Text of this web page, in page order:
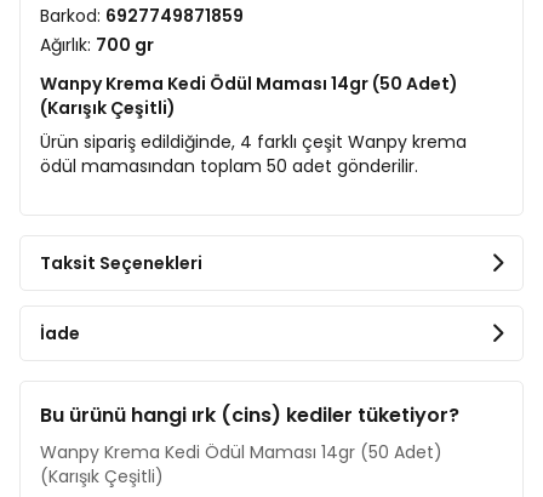
Barkod: 6927749871859
Ağırlık: 700 gr
Wanpy Krema Kedi Ödül Maması 14gr (50 Adet)
(Karışık Çeşitli)
Ürün sipariş edildiğinde, 4 farklı çeşit Wanpy krema
ödül mamasından toplam 50 adet gönderilir.
Taksit Seçenekleri
İade
Bu ürünü hangi ırk (cins) kediler tüketiyor?
Wanpy Krema Kedi Ödül Maması 14gr (50 Adet)
(Karışık Çeşitli)